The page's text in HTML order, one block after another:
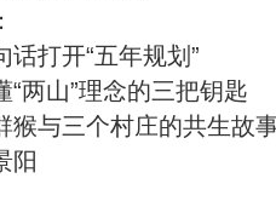
打开“五年规划”
“两山”理念的三把钥匙
猴与三个村庄的共生故
阳